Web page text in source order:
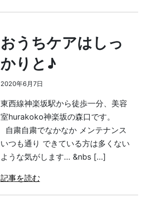
おうちケアはしっ
かりと♪
2020年6月7日
東西線神楽坂駅から徒歩一分、美容
室hurakoko神楽坂の森口です。
自粛自粛でなかなか メンテナンス
いつも通り できている方は多くない
ような気がします… &nbs […]
記事を読む